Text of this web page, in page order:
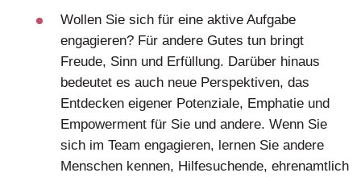
Wollen Sie sich für eine aktive Aufgabe
engagieren? Für andere Gutes tun bringt
Freude, Sinn und Erfüllung. Darüber hinaus
bedeutet es auch neue Perspektiven, das
Entdecken eigener Potenziale, Emphatie und
Empowerment für Sie und andere. Wenn Sie
sich im Team engagieren, lernen Sie andere
Menschen kennen, Hilfesuchende, ehrenamtlich